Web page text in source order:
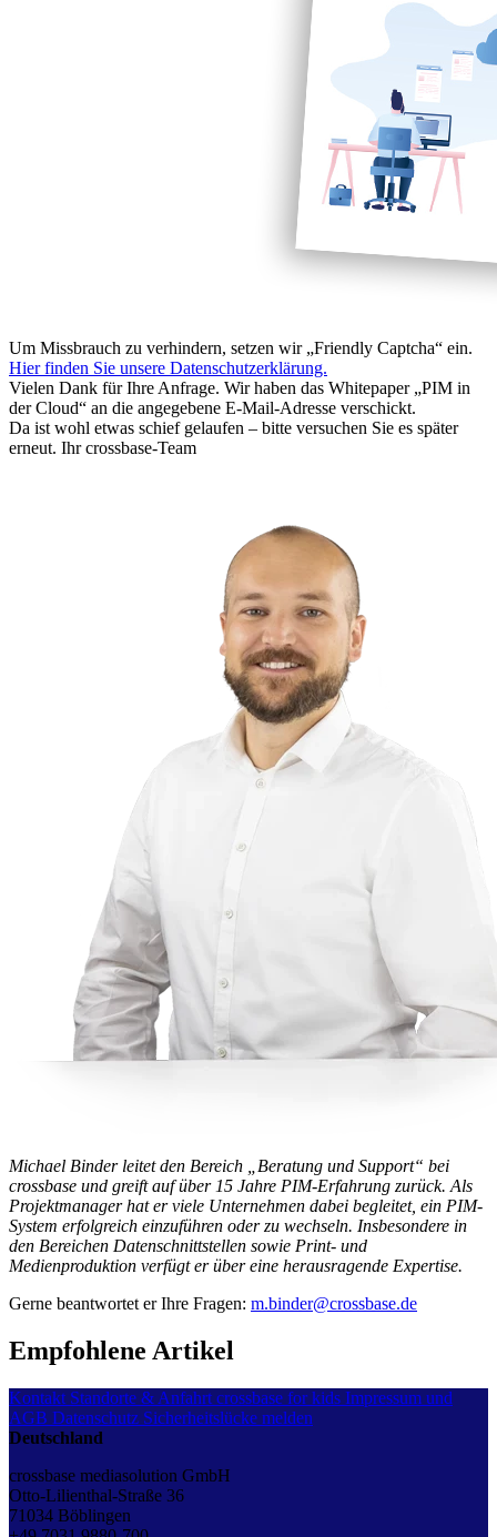
Um Missbrauch zu verhindern, setzen wir „Friendly Captcha“ ein.
Hier finden Sie unsere Datenschutzerklärung.
Vielen Dank für Ihre Anfrage. Wir haben das Whitepaper „PIM in
der Cloud“ an die angegebene E-Mail-Adresse verschickt.
Da ist wohl etwas schief gelaufen – bitte versuchen Sie es später
erneut. Ihr crossbase-Team
Michael Binder leitet den Bereich „Beratung und Support“ bei
crossbase und greift auf über 15 Jahre PIM-Erfahrung zurück. Als
Projektmanager hat er viele Unternehmen dabei begleitet, ein PIM-
System erfolgreich einzuführen oder zu wechseln. Insbesondere in
den Bereichen Datenschnittstellen sowie Print- und
Medienproduktion verfügt er über eine herausragende Expertise.
Gerne beantwortet er Ihre Fragen: m.binder@crossbase.de
Empfohlene Artikel
Kontakt Standorte & Anfahrt crossbase for kids Impressum und
AGB Datenschutz Sicherheitslücke melden
Deutschland
crossbase mediasolution GmbH
Otto-Lilienthal-Straße 36
71034 Böblingen